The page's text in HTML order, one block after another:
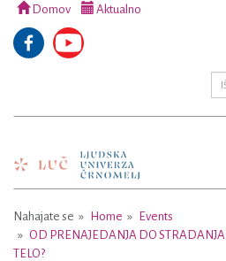
Domov Aktualno
Nahajate se Home
Events
OD PRENAJEDANJA DO
TELO?